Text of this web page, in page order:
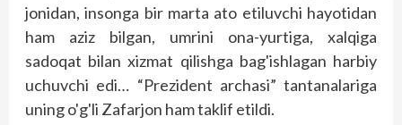
jonidan, insonga bir marta ato etiluvchi hayotidan
ham aziz bilgan, umrini ona-yurtiga, xalqiga
sadoqat bilan xizmat qilishga bag'ishlagan harbiy
uchuvchi edi… “Prezident archasi” tantanalariga
uning o'g'li Zafarjon ham taklif etildi.